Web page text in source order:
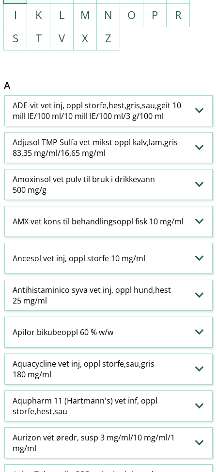
I
K L M N O P
R
S
T V X Z
A
ADE-vit vet inj, oppl storfe,hest,gris,sau,geit 10
mill IE/100 ml/10 mill IE/100 ml/3 g/100 ml
Adjusol TMP Sulfa vet mikst oppl kalv,lam,gris
83,35 mg/ml/16,65 mg/ml
Amoxinsol vet pulv til bruk i drikkevann
500 mg/g
AMX vet kons til behandlingsoppl fisk 10 mg/ml
Ancesol vet inj, oppl storfe 10 mg/ml
Antihistaminico syva vet inj, oppl hund,hest
25 mg/ml
Apifor bikubeoppl 60 % w​/​w
Aquacycline vet inj, oppl storfe,sau,gris
180 mg/ml
Aqupharm 11 (Hartmann's) vet inf, oppl
storfe,hest,sau
Aurizon vet øredr, susp 3 mg/ml/10 mg/ml/1
mg/ml